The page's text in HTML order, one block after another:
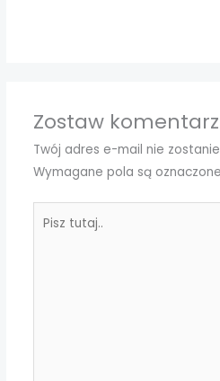
Zostaw komentarz
Twój adres e-mail nie
Wymagane pola są oznaczone